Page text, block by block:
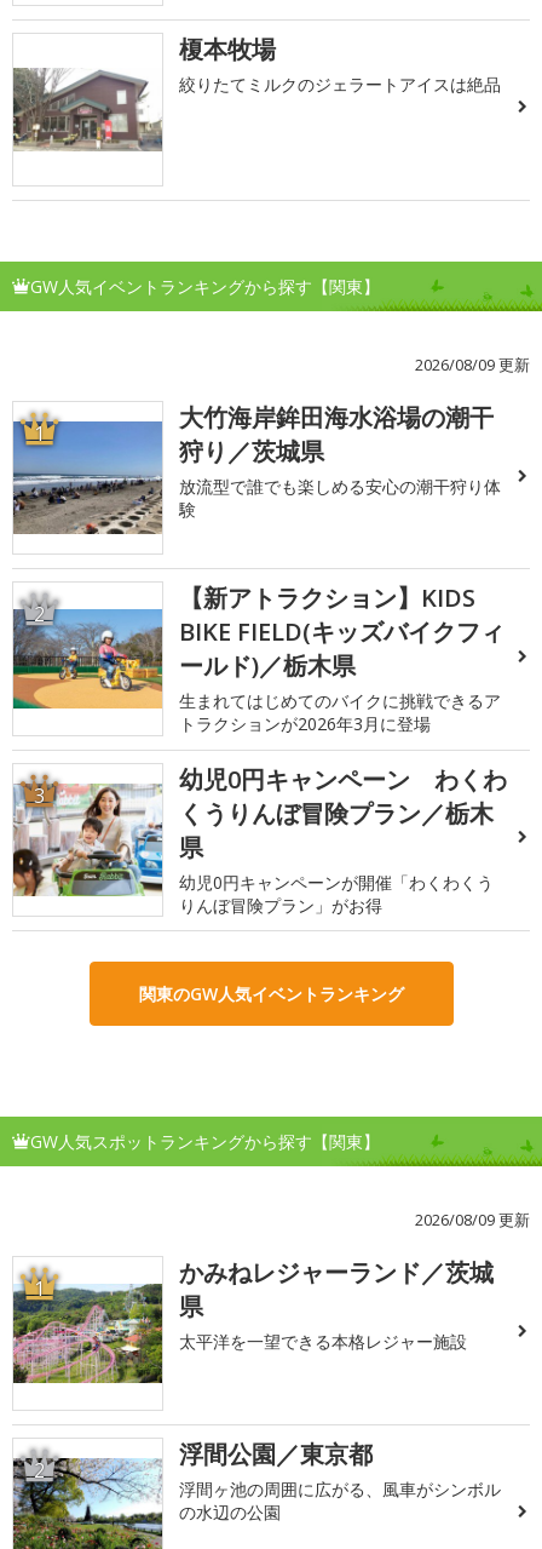
榎本牧場
絞りたてミルクのジェラートアイスは絶品
GW人気イベントランキングから探す【関東】
2026/08/09 更新
1
大竹海岸鉾田海水浴場の潮干
狩り／茨城県
放流型で誰でも楽しめる安心の潮干狩り体
験
2
【新アトラクション】KIDS
BIKE FIELD(キッズバイクフィ
ールド)／栃木県
生まれてはじめてのバイクに挑戦できるア
トラクションが2026年3月に登場
3
幼児0円キャンペーン わくわ
くうりんぼ冒険プラン／栃木
県
幼児0円キャンペーンが開催「わくわくう
りんぼ冒険プラン」がお得
関東のGW人気イベントランキング
GW人気スポットランキングから探す【関東】
2026/08/09 更新
1
かみねレジャーランド／茨城
県
太平洋を一望できる本格レジャー施設
2 浮間公園／東京都
浮間ヶ池の周囲に広がる、風車がシンボル
の水辺の公園